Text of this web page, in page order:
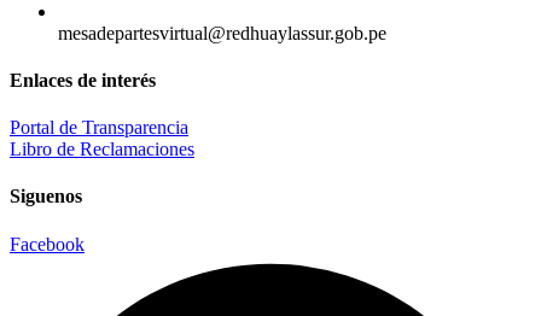
mesadepartesvirtual@redhuaylassur.gob.pe
Enlaces de interés
Portal de Transparencia
Libro de Reclamaciones
Siguenos
Facebook